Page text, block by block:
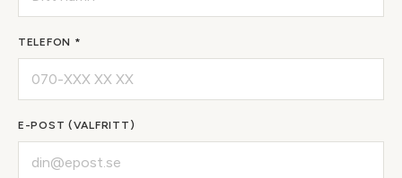
TELEFON *
E-POST (VALFRITT)